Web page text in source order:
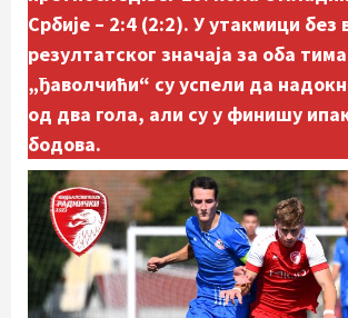
Србије – 2:4 (2:2). У утакмици без
резултатског значаја за оба
„ђаволчићи“ су успели да
од два гола, али су у финишу
бодова.